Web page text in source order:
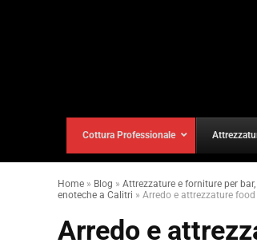
Cottura Professionale
Home » Blog » Attrezzature e forniture per
enoteche a Calitri » Arredo e attrezzature
Arredo e